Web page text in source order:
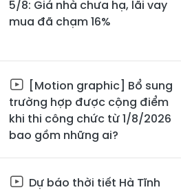
5/8: Giá nhà chưa hạ, lãi vay
mua đã chạm 16%
[Motion graphic] Bổ sung
trường hợp được cộng điểm
khi thi công chức từ 1/8/2026
bao gồm những ai?
Dự báo thời tiết Hà Tĩnh